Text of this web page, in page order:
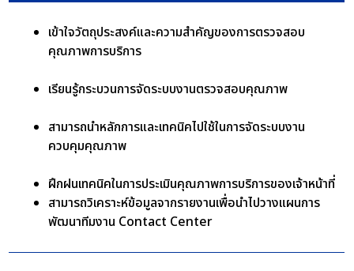
เข้าใจวัตถุประสงค์และความสำคัญของการตรวจสอบ
คุณภาพการบริการ
เรียนรู้กระบวนการจัดระบบงานตรวจสอบคุณภาพ
สามารถนำหลักการและเทคนิคไปใช้ในการจัดระบบงาน
ควบคุมคุณภาพ
ฝึกฝนเทคนิคในการประเมินคุณภาพการบริการของเจ้าหน้าที่
สามารถวิเคราะห์ข้อมูลจากรายงานเพื่อนำไปวางแผนการ
พัฒนาทีมงาน Contact Center